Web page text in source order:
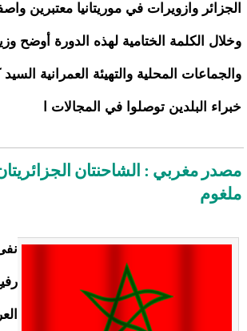
الجزائر وازويرات في موريتانيا معتبرين
وخلال الكلمة الختامية لهذه الدورة أوضح
والجماعات المحلية والتهيئة العمرانية
خبراء البلدين توصلوا في المجالات ا
مصدر مغربي : الشاحنتان
ملغوم